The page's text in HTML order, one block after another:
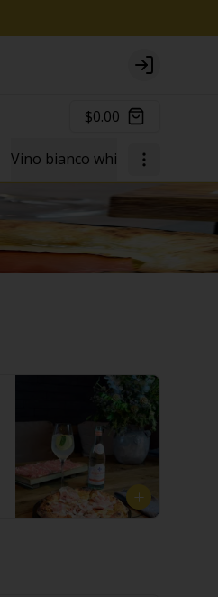
Login
$0.00
Vino bianco white wine